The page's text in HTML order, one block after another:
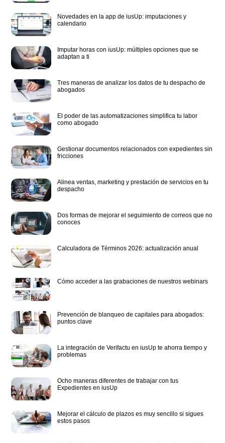
Novedades en la app de iusUp: imputaciones y
calendario
Imputar horas con iusUp: múltiples opciones que se
adaptan a ti
Tres maneras de analizar los datos de tu despacho de
abogados
El poder de las automatizaciones simplifica tu labor
como abogado
Gestionar documentos relacionados con expedientes sin
fricciones
Alinea ventas, marketing y prestación de servicios en tu
despacho
Dos formas de mejorar el seguimiento de correos que no
conoces
Calculadora de Términos 2026: actualización anual
Cómo acceder a las grabaciones de nuestros webinars
Prevención de blanqueo de capitales para abogados:
puntos clave
La integración de Verifactu en iusUp te ahorra tiempo y
problemas
Ocho maneras diferentes de trabajar con tus
Expedientes en iusUp
Mejorar el cálculo de plazos es muy sencillo si sigues
estos pasos